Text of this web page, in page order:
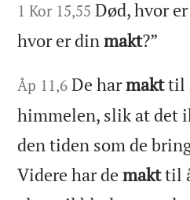
1 Kor 15,55 Død, hvor
hvor er dinmakt?”
Åp 11,6 De harmakttil
himmelen, slik at det
den tiden som de
Videre har demakttil